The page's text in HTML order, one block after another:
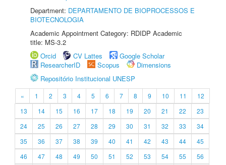
Department: DEPARTAMENTO DE BIOPROCESSOS E
BIOTECNOLOGIA
Academic Appointment Category: RDIDP Academic
title: MS-3.2
Orcid
CV Lattes
Google Scholar
ResearcherID
Scopus
Dimensions
Repositório Institucional UNESP
« 1 2 3 4 5 6 7 8 9 10 11
12
13
14 15 16 17 18 19 20 21 22
23
24
25 26 27 28 29 30 31 32 33
34
35
36 37 38 39 40 41 42 43 44
45
46
47 48 49 50 51 52 53 54 55
56